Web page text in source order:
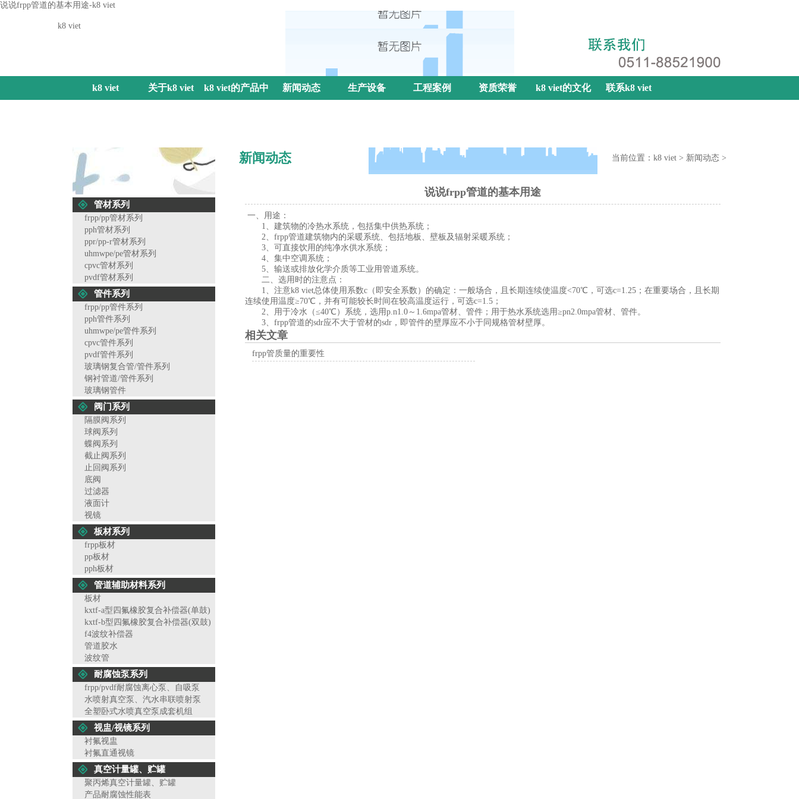
说说frpp管道的基本用途-k8 viet
k8 viet
k8 viet 关于k8 viet k8 viet的产品中 新闻动态 生产设备 工程案例 资质荣誉 k8 viet的文化 联系k8 viet
管材系列
frpp/pp管材系列
pph管材系列
ppr/pp-r管材系列
uhmwpe/pe管材系列
cpvc管材系列
pvdf管材系列
管件系列
frpp/pp管件系列
pph管件系列
uhmwpe/pe管件系列
cpvc管件系列
pvdf管件系列
玻璃钢复合管/管件系列
钢衬管道/管件系列
玻璃钢管件
阀门系列
隔膜阀系列
球阀系列
蝶阀系列
截止阀系列
止回阀系列
底阀
过滤器
液面计
视镜
板材系列
frpp板材
pp板材
pph板材
管道辅助材料系列
板材
kxtf-a型四氟橡胶复合补偿器(单鼓)
kxtf-b型四氟橡胶复合补偿器(双鼓)
f4波纹补偿器
管道胶水
波纹管
耐腐蚀泵系列
frpp/pvdf耐腐蚀离心泵、自吸泵
水喷射真空泵、汽水串联喷射泵
全塑卧式水喷真空泵成套机组
视盅/视镜系列
衬氟视盅
衬氟直通视镜
真空计量罐、贮罐
聚丙烯真空计量罐、贮罐
产品耐腐蚀性能表
新闻动态 当前位置： k8 viet > 新闻动态 >
说说frpp管道的基本用途
一、用途：
1、建筑物的冷热水系统，包括集中供热系统；
2、frpp管道建筑物内的采暖系统、包括地板、壁板及辐射采暖系统；
3、可直接饮用的纯净水供水系统；
4、集中空调系统；
5、输送或排放化学介质等工业用管道系统。
二、选用时的注意点：
1、注意k8 viet总体使用系数c（即安全系数）的确定：一般场合，且长期连续使温度<70℃，可选c=1.25；在重要场合，且长期
连续使用温度≥70℃，并有可能较长时间在较高温度运行，可选c=1.5；
2、用于冷水（≤40℃）系统，选用p.n1.0～1.6mpa管材、管件；用于热水系统选用≥pn2.0mpa管材、管件。
3、frpp管道的sdr应不大于管材的sdr，即管件的壁厚应不小于同规格管材壁厚。
相关文章
frpp管质量的重要性